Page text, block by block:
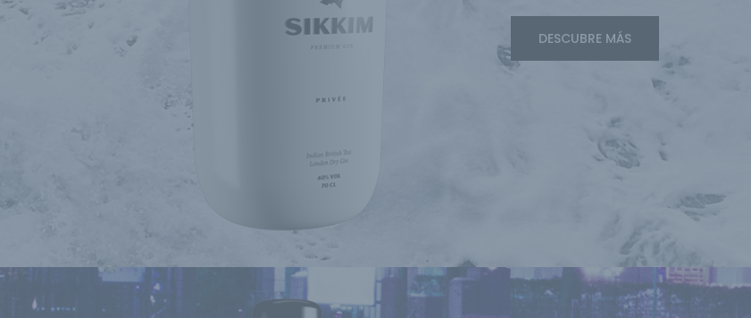
DESCUBRE MÁS